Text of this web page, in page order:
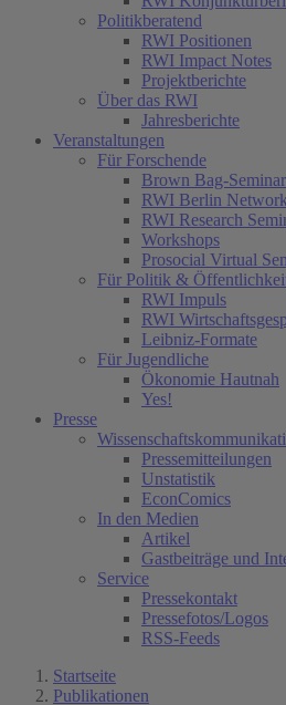
Politikberatend
RWI Positionen
RWI Impact Notes
Projektberichte
Über das RWI
Jahresberichte
Veranstaltungen
Für Forschende
Brown Bag-
RWI Berlin
RWI Research
Workshops
Prosocial Virtual
Für Politik &
RWI Impuls
RWI
Leibniz-Formate
Für Jugendliche
Ökonomie Hautnah
Yes!
Presse
Pressemitteilungen
Unstatistik
EconComics
In den Medien
Artikel
Gastbeiträge und
Service
Pressekontakt
Pressefotos/Logos
RSS-Feeds
Startseite
Publikationen